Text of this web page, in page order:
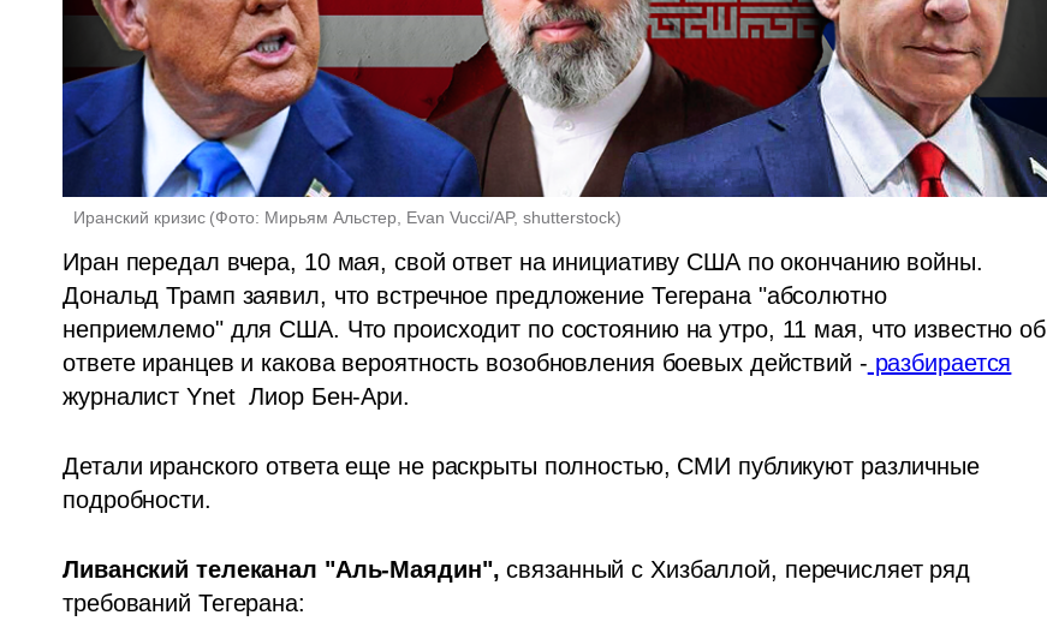
Иранский кризис (Фото: Мирьям Альстер, Evan Vucci/AP, shutterstock)
Иран передал вчера, 10 мая, свой ответ на инициативу США по окончанию войны.
Дональд Трамп заявил, что встречное предложение Тегерана "абсолютно
неприемлемо" для США. Что происходит по состоянию на утро, 11 мая, что известно об
ответе иранцев и какова вероятность возобновления боевых действий - разбирается
журналист Ynet  Лиор Бен-Ари.
Детали иранского ответа еще не раскрыты полностью, СМИ публикуют различные
подробности.
Ливанский телеканал "Аль-Маядин", связанный с Хизбаллой, перечисляет ряд
требований Тегерана: